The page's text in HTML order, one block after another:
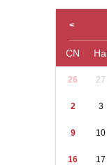
CN
26 27
2 3
9 10
16 17